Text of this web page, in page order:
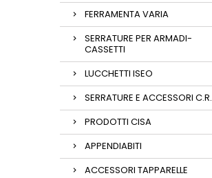
FERRAMENTA VARIA
SERRATURE PER ARMADI-
CASSETTI
LUCCHETTI ISEO
SERRATURE E ACCESSORI C.R.
PRODOTTI CISA
APPENDIABITI
ACCESSORI TAPPARELLE